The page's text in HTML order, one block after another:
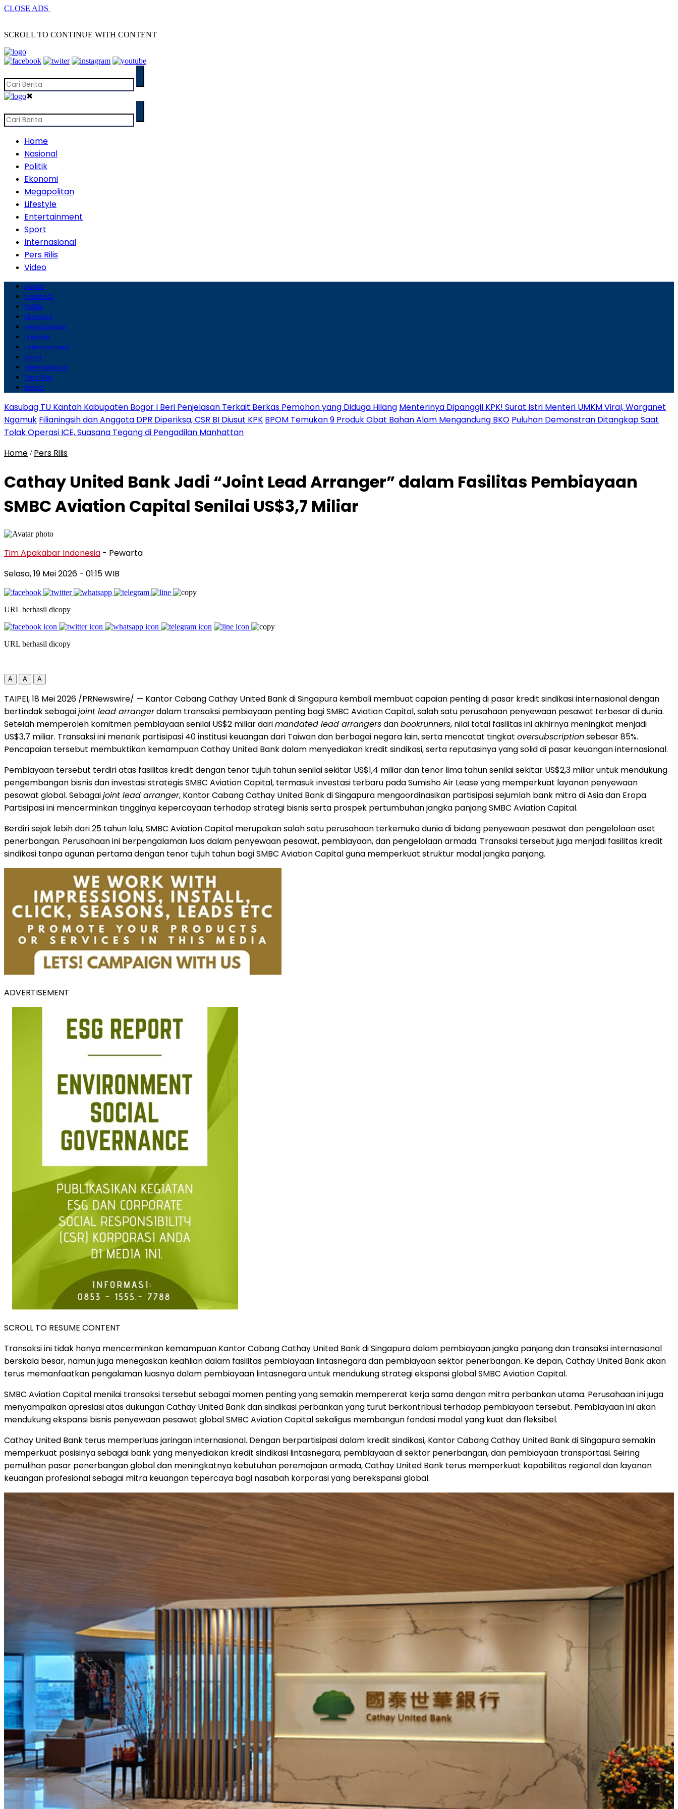
CLOSE ADS
SCROLL TO CONTINUE WITH CONTENT
✖
Home
Nasional
Politik
Ekonomi
Megapolitan
Lifestyle
Entertainment
Sport
Internasional
Pers Rilis
Video
Home
Nasional
Politik
Ekonomi
Megapolitan
Lifestyle
Entertainment
Sport
Internasional
Pers Rilis
Video
Kasubag TU Kantah Kabupaten Bogor I Beri Penjelasan Terkait Berkas Pemohon yang Diduga Hilang Menterinya Dipanggil KPK! Surat Istri Menteri UMKM Viral, Warganet
Ngamuk Filianingsih dan Anggota DPR Diperiksa, CSR BI Diusut KPK BPOM Temukan 9 Produk Obat Bahan Alam Mengandung BKO Puluhan Demonstran Ditangkap Saat
Tolak Operasi ICE, Suasana Tegang di Pengadilan Manhattan
Home / Pers Rilis
Cathay United Bank Jadi “Joint Lead Arranger” dalam Fasilitas Pembiayaan
SMBC Aviation Capital Senilai US$3,7 Miliar
Tim Apakabar Indonesia - Pewarta
Selasa, 19 Mei 2026 - 01:15 WIB
URL berhasil dicopy
URL berhasil dicopy
A A A
TAIPEI, 18 Mei 2026 /PRNewswire/ — Kantor Cabang Cathay United Bank di Singapura kembali membuat capaian penting di pasar kredit sindikasi internasional dengan
bertindak sebagaijoint lead arrangerdalam transaksi pembiayaan penting bagi SMBC Aviation Capital, salah satu perusahaan penyewaan pesawat terbesar di dunia.
Setelah memperoleh komitmen pembiayaan senilai US$2 miliar darimandated lead arrangersdanbookrunners, nilai total fasilitas ini akhirnya meningkat menjadi
US$3,7 miliar. Transaksi ini menarik partisipasi 40 institusi keuangan dari Taiwan dan berbagai negara lain, serta mencatat tingkat oversubscriptionsebesar 85%.
Pencapaian tersebut membuktikan kemampuan Cathay United Bank dalam menyediakan kredit sindikasi, serta reputasinya yang solid di pasar keuangan internasional.
Pembiayaan tersebut terdiri atas fasilitas kredit dengan tenor tujuh tahun senilai sekitar US$1,4 miliar dan tenor lima tahun senilai sekitar US$2,3 miliar untuk mendukung
pengembangan bisnis dan investasi strategis SMBC Aviation Capital, termasuk investasi terbaru pada Sumisho Air Lease yang memperkuat layanan penyewaan
pesawat global. Sebagaijoint lead arranger, Kantor Cabang Cathay United Bank di Singapura mengoordinasikan partisipasi sejumlah bank mitra di Asia dan Eropa.
Partisipasi ini mencerminkan tingginya kepercayaan terhadap strategi bisnis serta prospek pertumbuhan jangka panjang SMBC Aviation Capital.
Berdiri sejak lebih dari 25 tahun lalu, SMBC Aviation Capital merupakan salah satu perusahaan terkemuka dunia di bidang penyewaan pesawat dan pengelolaan aset
penerbangan. Perusahaan ini berpengalaman luas dalam penyewaan pesawat, pembiayaan, dan pengelolaan armada. Transaksi tersebut juga menjadi fasilitas kredit
sindikasi tanpa agunan pertama dengan tenor tujuh tahun bagi SMBC Aviation Capital guna memperkuat struktur modal jangka panjang.
ADVERTISEMENT
SCROLL TO RESUME CONTENT
Transaksi ini tidak hanya mencerminkan kemampuan Kantor Cabang Cathay United Bank di Singapura dalam pembiayaan jangka panjang dan transaksi internasional
berskala besar, namun juga menegaskan keahlian dalam fasilitas pembiayaan lintasnegara dan pembiayaan sektor penerbangan. Ke depan, Cathay United Bank akan
terus memanfaatkan pengalaman luasnya dalam pembiayaan lintasnegara untuk mendukung strategi ekspansi global SMBC Aviation Capital.
SMBC Aviation Capital menilai transaksi tersebut sebagai momen penting yang semakin mempererat kerja sama dengan mitra perbankan utama. Perusahaan ini juga
menyampaikan apresiasi atas dukungan Cathay United Bank dan sindikasi perbankan yang turut berkontribusi terhadap pembiayaan tersebut. Pembiayaan ini akan
mendukung ekspansi bisnis penyewaan pesawat global SMBC Aviation Capital sekaligus membangun fondasi modal yang kuat dan fleksibel.
Cathay United Bank terus memperluas jaringan internasional. Dengan berpartisipasi dalam kredit sindikasi, Kantor Cabang Cathay United Bank di Singapura semakin
memperkuat posisinya sebagai bank yang menyediakan kredit sindikasi lintasnegara, pembiayaan di sektor penerbangan, dan pembiayaan transportasi. Seiring
pemulihan pasar penerbangan global dan meningkatnya kebutuhan peremajaan armada, Cathay United Bank terus memperkuat kapabilitas regional dan layanan
keuangan profesional sebagai mitra keuangan tepercaya bagi nasabah korporasi yang berekspansi global.